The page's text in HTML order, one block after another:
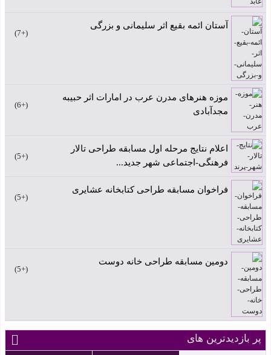
آستان ائمه بقیع اثر سلیمانی و بزرگی
+7
موزه هنرهای مدرن عرب در امارات اثر حبیبه
مجدآبادی
+6
اعلام نتایج مرحله اول مسابقه طراحی تالار
فرهنگی-اجتماعی شهر جدید...
+5
فراخوان مسابقه طراحی کتابخانه عشایری
+5
دومین مسابقه طراحی خانه دوست
+5
پر بازدیدترین های